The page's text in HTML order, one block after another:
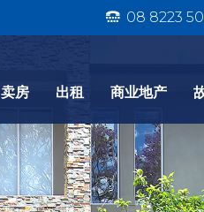
08 8223
卖房 出租 商业地产